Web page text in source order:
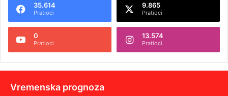
35.614
Pratioci
9.865
Pratioci
0
Pratioci
13.574
Pratioci
Vremenska prognoza